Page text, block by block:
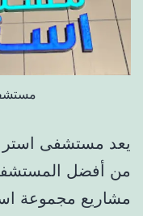
من أفضل
مشاريع مجموعة